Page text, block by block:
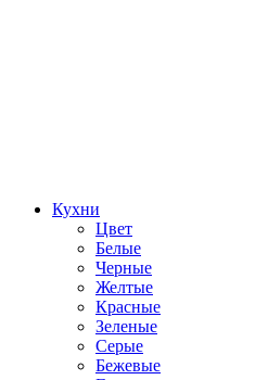
Кухни
Цвет
Белые
Черные
Желтые
Красные
Зеленые
Серые
Бежевые